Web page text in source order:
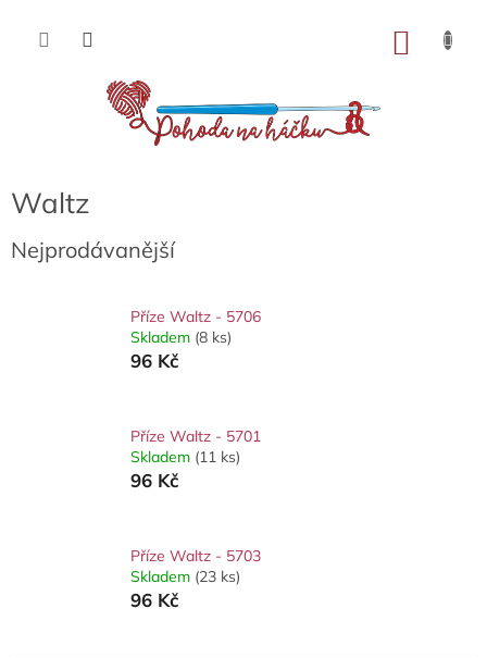
obsah
Waltz
Nejprodávanější
Příze Waltz - 5706
Skladem (8 ks)
96 Kč
Příze Waltz - 5701
Skladem (11 ks)
96 Kč
Příze Waltz - 5703
Skladem (23 ks)
96 Kč